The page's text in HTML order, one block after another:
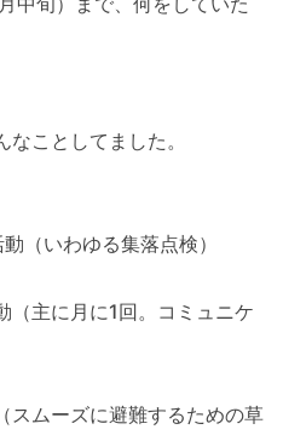
ことしてました。
（いわゆる集落点検）
（主に月に1回。コミュニケ
スムーズに避難するための草